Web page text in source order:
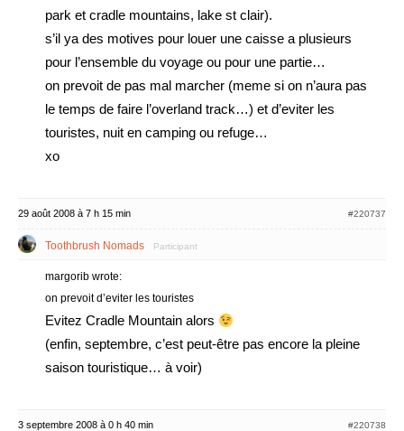
park et cradle mountains, lake st clair).
s’il ya des motives pour louer une caisse a plusieurs
pour l’ensemble du voyage ou pour une partie…
on prevoit de pas mal marcher (meme si on n’aura pas
le temps de faire l’overland track…) et d’eviter les
touristes, nuit en camping ou refuge…
xo
29 août 2008 à 7 h 15 min #220737
Toothbrush Nomads Participant
margorib wrote:
on prevoit d’eviter les touristes
Evitez Cradle Mountain alors
(enfin, septembre, c’est peut-être pas encore la pleine
saison touristique… à voir)
3 septembre 2008 à 0 h 40 min #220738